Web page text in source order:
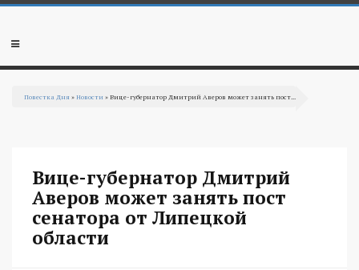
Перейти к основному содержанию
Мобильное
Повестка Дня »Новости » Вице-губернатор Дмитрий Аверов может занять пост...
Вице-губернатор Дмитрий
Аверов может занять пост
сенатора от Липецкой
области